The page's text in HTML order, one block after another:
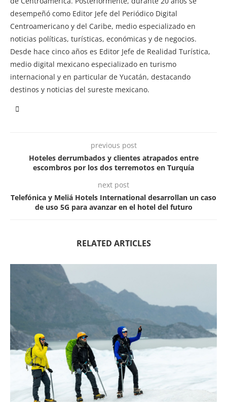
desempeñó como Editor Jefe del Periódico Digital
Centroamericano y del Caribe, medio especializado en
noticias políticas, turísticas, económicas y de negocios.
Desde hace cinco años es Editor Jefe de Realidad Turística,
medio digital mexicano especializado en turismo
internacional y en particular de Yucatán, destacando
destinos y noticias del sureste mexicano.
previous post
Hoteles derrumbados y clientes atrapados entre
escombros por los dos terremotos en Turquía
next post
Telefónica y Meliá Hotels International desarrollan un caso
de uso 5G para avanzar en el hotel del futuro
RELATED ARTICLES